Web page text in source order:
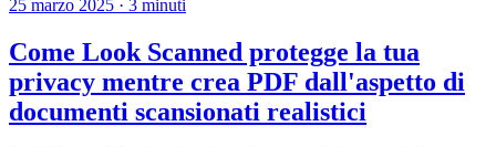
25 marzo 2025 · 3 minuti
Come Look Scanned protegge la tua
privacy mentre crea PDF dall'aspetto di
documenti scansionati realistici